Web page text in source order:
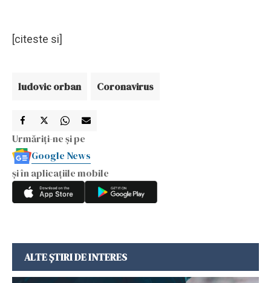
[citeste si]
ludovic orban Coronavirus
Urmăriți-ne și pe
Google News
și în aplicațiile mobile
ALTE ȘTIRI DE INTERES